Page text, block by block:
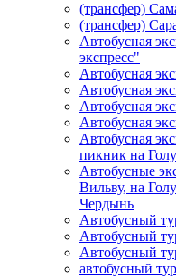
(трансфер)
(трансфер)
Автобусная
экспресс"
Автобусная
Автобусная
Автобусная
Автобусная
Автобусная
пикник на
Автобусные
Вильву, на
Чердынь
Автобусный
Автобусный
Автобусный
автобусный